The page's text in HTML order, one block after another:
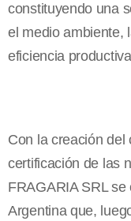
constituyendo una
el medio ambiente,
eficiencia
Con la creación del
certificación de las
FRAGARIA SRL
Argentina que,